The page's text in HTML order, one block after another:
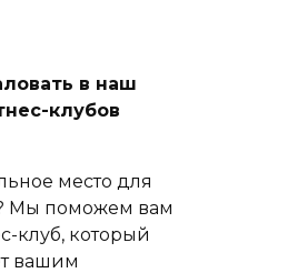
в наш
клубов
место для
Мы поможем вам
клуб, который
вашим